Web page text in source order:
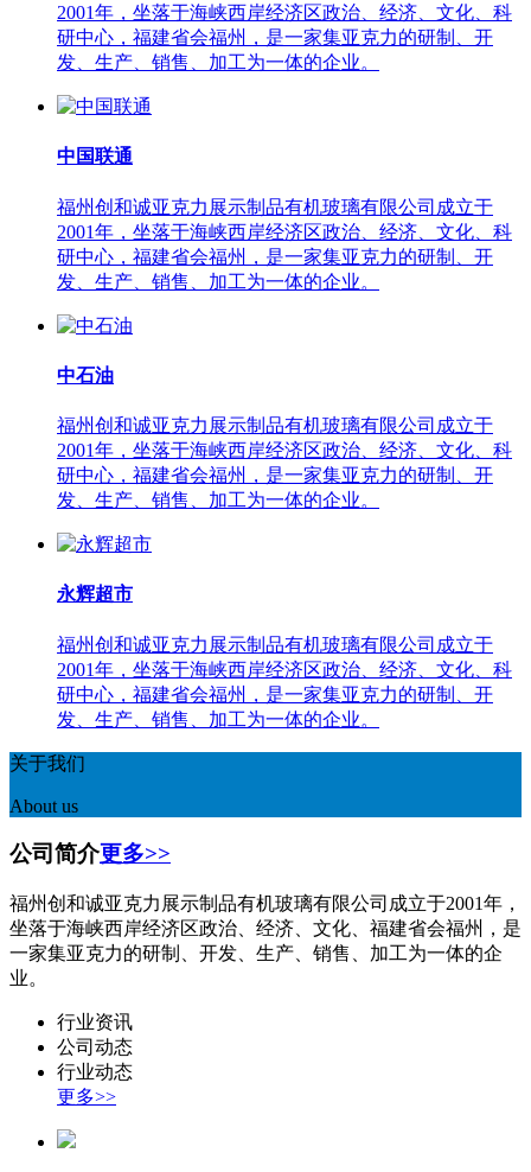
2001年，坐落于海峡西岸经济区政治、经济、文化、科
研中心，福建省会福州，是一家集亚克力的研制、开
发、生产、销售、加工为一体的企业。
中国联通
福州创和诚亚克力展示制品有机玻璃有限公司成立于
2001年，坐落于海峡西岸经济区政治、经济、文化、科
研中心，福建省会福州，是一家集亚克力的研制、开
发、生产、销售、加工为一体的企业。
中石油
福州创和诚亚克力展示制品有机玻璃有限公司成立于
2001年，坐落于海峡西岸经济区政治、经济、文化、科
研中心，福建省会福州，是一家集亚克力的研制、开
发、生产、销售、加工为一体的企业。
永辉超市
福州创和诚亚克力展示制品有机玻璃有限公司成立于
2001年，坐落于海峡西岸经济区政治、经济、文化、科
研中心，福建省会福州，是一家集亚克力的研制、开
发、生产、销售、加工为一体的企业。
关于我们
About us
公司简介更多>>
福州创和诚亚克力展示制品有机玻璃有限公司成立于2001年，
坐落于海峡西岸经济区政治、经济、文化、福建省会福州，是
一家集亚克力的研制、开发、生产、销售、加工为一体的企
业。
行业资讯
公司动态
行业动态
更多>>